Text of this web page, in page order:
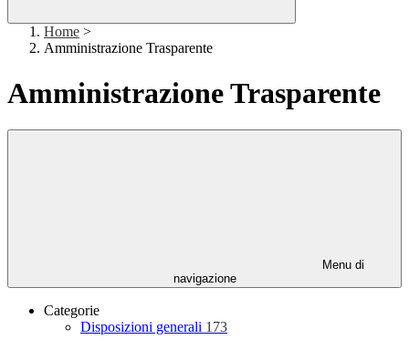
Home >
Amministrazione Trasparente
Amministrazione Trasparente
Menu di
navigazione
Categorie
Disposizioni generali 173